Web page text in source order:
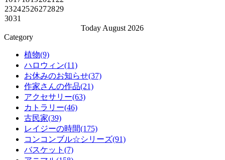
23242526272829
3031
Today August 2026
Category
植物(9)
ハロウィン(11)
お休みのお知らせ(37)
作家さんの作品(21)
アクセサリー(63)
カトラリー(46)
古民家(39)
レイジーの時間(175)
コンコンブル☆シリーズ(91)
バスケット(7)